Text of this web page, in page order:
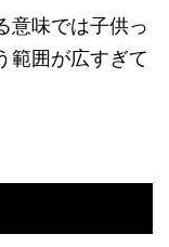
意味では子供っ
範囲が広すぎて